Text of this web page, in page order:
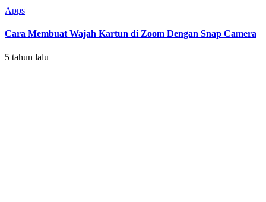
Apps
Cara Membuat Wajah Kartun di Zoom Dengan Snap Camera
5 tahun lalu